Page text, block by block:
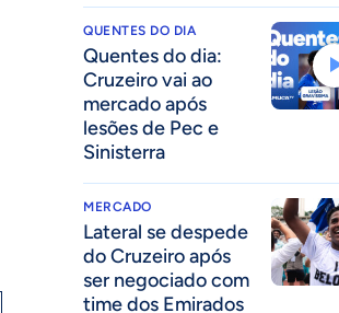
QUENTES DO DIA
Quentes do dia:
Cruzeiro vai ao
mercado após
lesões de Pec e
Sinisterra
MERCADO
Lateral se despede
do Cruzeiro após
ser negociado com
time dos Emirados